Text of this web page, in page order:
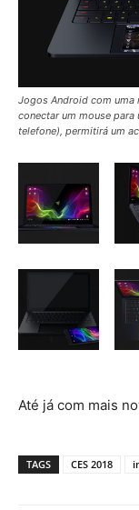
Jogos Android com uma
conectar um mouse
telefone), permitirá um
Até já com mais
TAGS CES 2018